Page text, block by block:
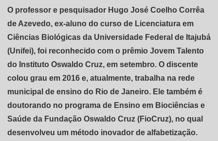
O professor e pesquisador Hugo José Coelho Corrêa
de Azevedo, ex-aluno do curso de Licenciatura em
Ciências Biológicas da Universidade Federal de Itajubá
(Unifei), foi reconhecido com o prêmio Jovem Talento
do Instituto Oswaldo Cruz, em setembro. O discente
colou grau em 2016 e, atualmente, trabalha na rede
municipal de ensino do Rio de Janeiro. Ele também é
doutorando no programa de Ensino em Biociências e
Saúde da Fundação Oswaldo Cruz (FioCruz), no qual
desenvolveu um método inovador de alfabetização.